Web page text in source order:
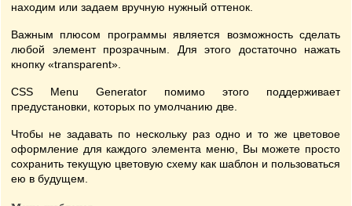
находим или задаем вручную нужный оттенок.
Важным плюсом программы является возможность сделать
любой элемент прозрачным. Для этого достаточно нажать
кнопку «transparent».
CSS Menu Generator помимо этого поддерживает
предустановки, которых по умолчанию две.
Чтобы не задавать по нескольку раз одно и то же цветовое
оформление для каждого элемента меню, Вы можете просто
сохранить текущую цветовую схему как шаблон и пользоваться
ею в будущем.